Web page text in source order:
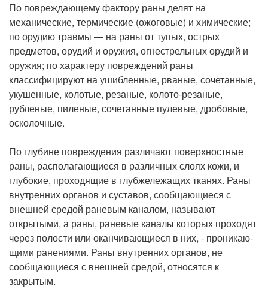
По повреждающему фактору раны делят на
механические, термические (ожоговые) и химические;
по орудию травмы — на раны от тупых, острых
предметов, орудий и оружия, огнестрельных орудий и
оружия; по характе­ру повреждений раны
классифицируют на ушибленные, рваные, сочетанные,
укушенные, колотые, резаные, колото-резаные,
рубленые, пиленые, сочетанные пулевые, дробовые,
осколочные.
По глубине повреждения различают поверхностные
раны, располагаю­щиеся в различных слоях кожи, и
глубокие, проходящие в глубжележащих тканях. Раны
внутренних органов и суставов, сообщающиеся с
внешней средой раневым каналом, называют
открытыми, а раны, раневые каналы которых проходят
через полости или оканчивающиеся в них, - проникаю­
щими ранениями. Раны внутренних органов, не
сообщающиеся с внешней средой, относятся к
закрытым.